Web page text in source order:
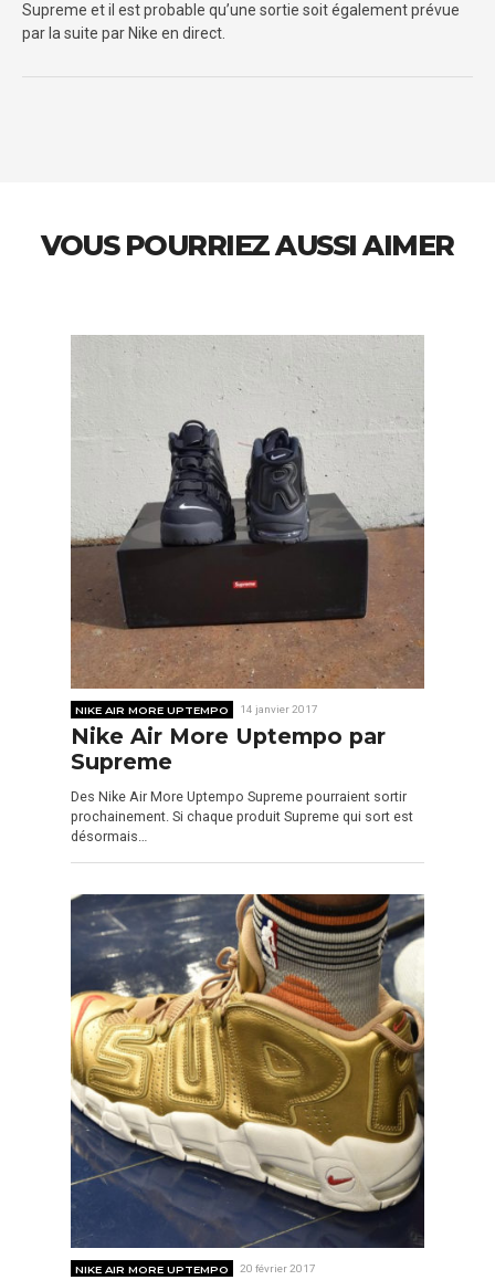
Supreme et il est probable qu’une sortie soit également prévue
par la suite par Nike en direct.
VOUS POURRIEZ AUSSI AIMER
NIKE AIR MORE UPTEMPO 14 janvier 2017
Nike Air More Uptempo par
Supreme
Des Nike Air More Uptempo Supreme pourraient sortir
prochainement. Si chaque produit Supreme qui sort est
désormais…
NIKE AIR MORE UPTEMPO 20 février 2017